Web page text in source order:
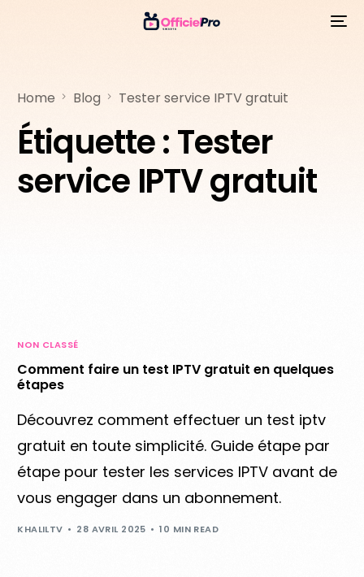
Home Blog Tester service IPTV gratuit
Étiquette :Tester
service IPTV gratuit
NON CLASSÉ
Comment faire un test IPTV gratuit en quelques
étapes
Découvrez comment effectuer un test iptv
gratuit en toute simplicité. Guide étape par
étape pour tester les services IPTV avant de
vous engager dans un abonnement.
KHALILTV 28 AVRIL 2025 10 MIN READ